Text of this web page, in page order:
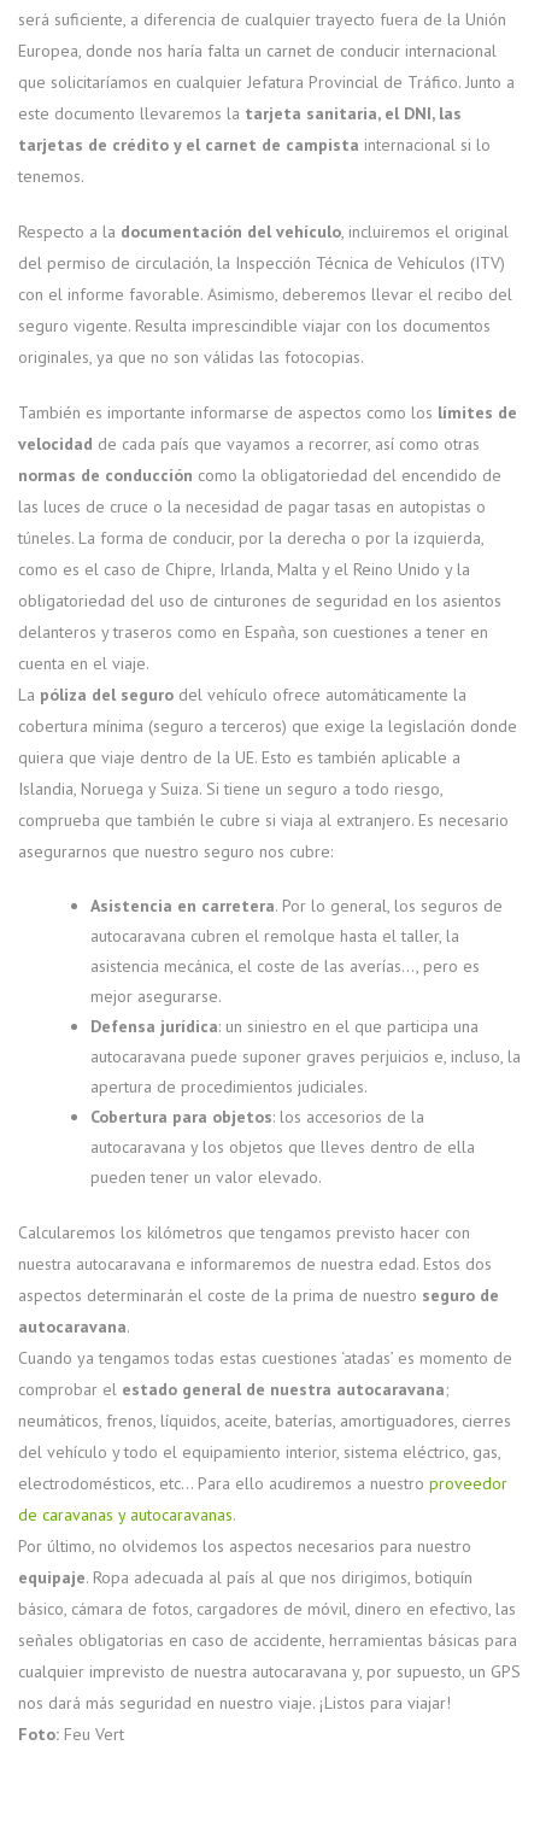
será suficiente, a diferencia de cualquier trayecto fuera de la Unión
Europea, donde nos haría falta un carnet de conducir internacional
que solicitaríamos en cualquier Jefatura Provincial de Tráfico. Junto a
este documento llevaremos la tarjeta sanitaria, el DNI, las
tarjetas de crédito y el carnet de campista internacional si lo
tenemos.
Respecto a la documentación del vehículo, incluiremos el original
del permiso de circulación, la Inspección Técnica de Vehículos (ITV)
con el informe favorable. Asimismo, deberemos llevar el recibo del
seguro vigente. Resulta imprescindible viajar con los documentos
originales, ya que no son válidas las fotocopias.
También es importante informarse de aspectos como los límites de
velocidad de cada país que vayamos a recorrer, así como otras
normas de conducción como la obligatoriedad del encendido de
las luces de cruce o la necesidad de pagar tasas en autopistas o
túneles. La forma de conducir, por la derecha o por la izquierda,
como es el caso de Chipre, Irlanda, Malta y el Reino Unido y la
obligatoriedad del uso de cinturones de seguridad en los asientos
delanteros y traseros como en España, son cuestiones a tener en
cuenta en el viaje.
La póliza del seguro del vehículo ofrece automáticamente la
cobertura mínima (seguro a terceros) que exige la legislación donde
quiera que viaje dentro de la UE. Esto es también aplicable a
Islandia, Noruega y Suiza. Si tiene un seguro a todo riesgo,
comprueba que también le cubre si viaja al extranjero. Es necesario
asegurarnos que nuestro seguro nos cubre:
Asistencia en carretera. Por lo general, los seguros de
autocaravana cubren el remolque hasta el taller, la
asistencia mecánica, el coste de las averías…, pero es
mejor asegurarse.
Defensa jurídica: un siniestro en el que participa una
autocaravana puede suponer graves perjuicios e, incluso, la
apertura de procedimientos judiciales.
Cobertura para objetos: los accesorios de la
autocaravana y los objetos que lleves dentro de ella
pueden tener un valor elevado.
Calcularemos los kilómetros que tengamos previsto hacer con
nuestra autocaravana e informaremos de nuestra edad. Estos dos
aspectos determinarán el coste de la prima de nuestro seguro de
autocaravana.
Cuando ya tengamos todas estas cuestiones ‘atadas’ es momento de
comprobar el estado general de nuestra autocaravana;
neumáticos, frenos, líquidos, aceite, baterías, amortiguadores, cierres
del vehículo y todo el equipamiento interior, sistema eléctrico, gas,
electrodomésticos, etc… Para ello acudiremos a nuestro proveedor
de caravanas y autocaravanas.
Por último, no olvidemos los aspectos necesarios para nuestro
equipaje. Ropa adecuada al país al que nos dirigimos, botiquín
básico, cámara de fotos, cargadores de móvil, dinero en efectivo, las
señales obligatorias en caso de accidente, herramientas básicas para
cualquier imprevisto de nuestra autocaravana y, por supuesto, un GPS
nos dará más seguridad en nuestro viaje. ¡Listos para viajar!
Foto: Feu Vert